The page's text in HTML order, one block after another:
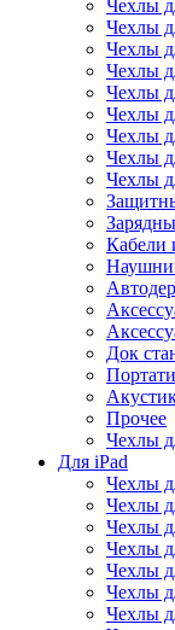
Чехлы
Чехлы
Чехлы
Чехлы
Чехлы
Чехлы
Чехлы
Чехлы
Чехлы
Кабели
Док
Прочее
Чехлы
Для iPad
Чехлы
Чехлы
Чехлы
Чехлы
Чехлы
Чехлы
Чехлы